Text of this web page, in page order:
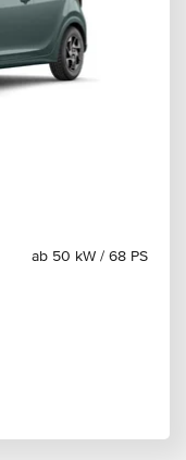
ab 50 kW / 68 PS